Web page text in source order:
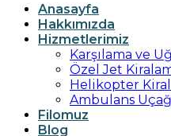
Anasayfa
Hakkımızda
Hizmetlerimiz
Karşılama ve
Özel Jet
Helikopter
Ambulans
Filomuz
Blog